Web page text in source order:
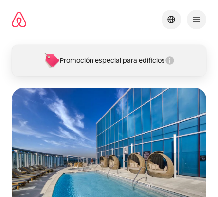
contenido
Promoción especial para edificios